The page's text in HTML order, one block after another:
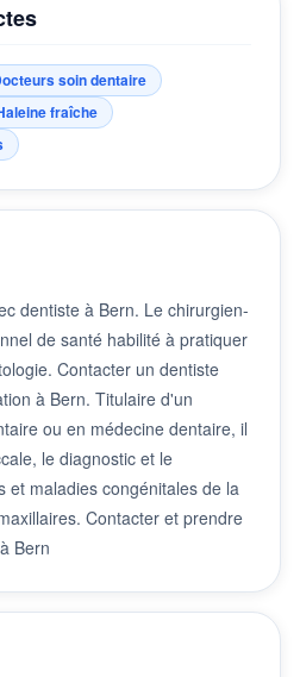
soin dentaire
fraîche
dentiste à Bern. Le chirurgien-
de santé habilité à pratiquer
Contacter un dentiste
à Bern. Titulaire d'un
ou en médecine dentaire, il
le diagnostic et le
et maladies congénitales de la
Contacter et prendre
Bern